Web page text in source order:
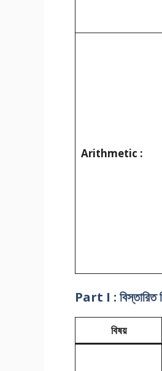
Arithmetic :
Part I : বিস্তারিত
বিষয়